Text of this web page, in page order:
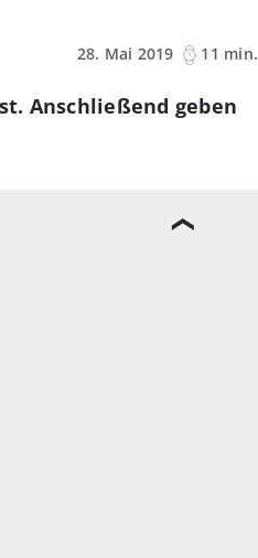
28. Mai 2019
11 min.
Anschließend geben